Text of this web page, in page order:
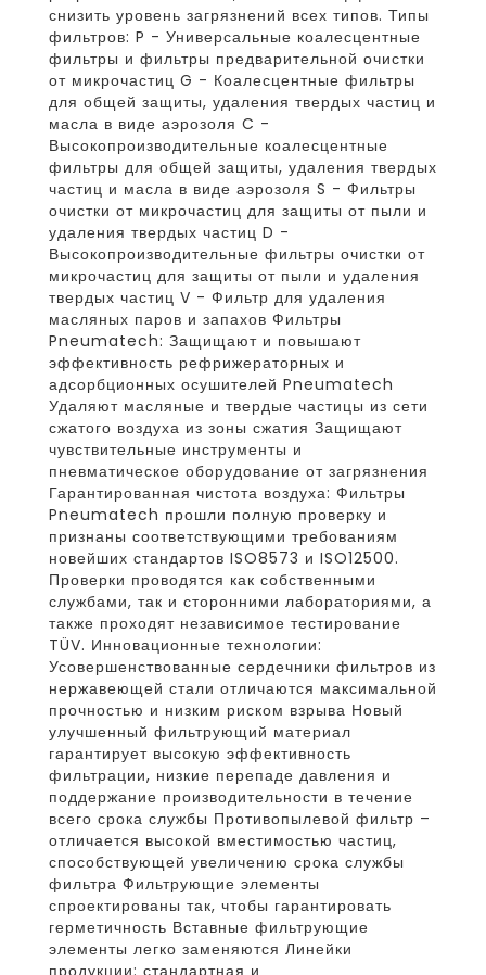
снизить уровень загрязнений всех типов. Типы
фильтров: P - Универсальные коалесцентные
фильтры и фильтры предварительной очистки
от микрочастиц G - Коалесцентные фильтры
для общей защиты, удаления твердых частиц и
масла в виде аэрозоля C -
Высокопроизводительные коалесцентные
фильтры для общей защиты, удаления твердых
частиц и масла в виде аэрозоля S - Фильтры
очистки от микрочастиц для защиты от пыли и
удаления твердых частиц D -
Высокопроизводительные фильтры очистки от
микрочастиц для защиты от пыли и удаления
твердых частиц V - Фильтр для удаления
масляных паров и запахов Фильтры
Pneumatech: Защищают и повышают
эффективность рефрижераторных и
адсорбционных осушителей Pneumatech
Удаляют масляные и твердые частицы из сети
сжатого воздуха из зоны сжатия Защищают
чувствительные инструменты и
пневматическое оборудование от загрязнения
Гарантированная чистота воздуха: Фильтры
Pneumatech прошли полную проверку и
признаны соответствующими требованиям
новейших стандартов ISO8573 и ISO12500.
Проверки проводятся как собственными
службами, так и сторонними лабораториями, а
также проходят независимое тестирование
TÜV. Инновационные технологии:
Усовершенствованные сердечники фильтров из
нержавеющей стали отличаются максимальной
прочностью и низким риском взрыва Новый
улучшенный фильтрующий материал
гарантирует высокую эффективность
фильтрации, низкие перепаде давления и
поддержание производительности в течение
всего срока службы Противопылевой фильтр –
отличается высокой вместимостью частиц,
способствующей увеличению срока службы
фильтра Фильтрующие элементы
спроектированы так, чтобы гарантировать
герметичность Вставные фильтрующие
элементы легко заменяются Линейки
продукции: стандартная и